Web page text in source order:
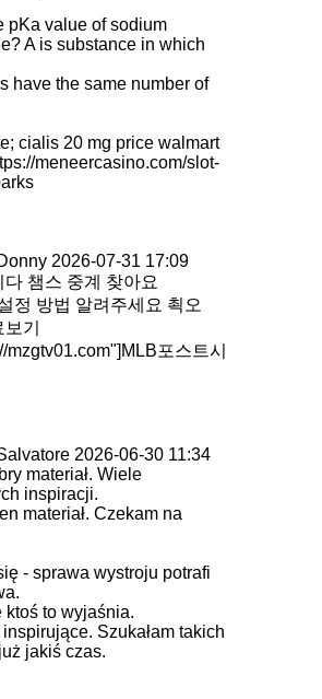
pKa value of sodium
A is substance in which
have the same number of
cialis 20 mg price walmart
meneercasino.com/slot-
2026-07-31 17:09
다 챔스 중계 찾아요
정 방법 알려주세요 쵝오
기
mzgtv01.com"]MLB포스트시
2026-06-30 11:34
materiał. Wiele
inspiracji.
materiał. Czekam na
- sprawa wystroju potrafi
ktoś to wyjaśnia.
Szukałam takich
jakiś czas.